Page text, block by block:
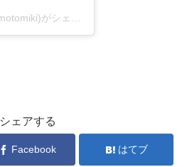
ミキモトミキさん(@mikimotomiki)がシェアした投稿 –
シェアする
Facebook はてブ